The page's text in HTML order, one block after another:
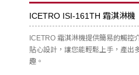
ICETRO ISI-161TH 霜淇淋機
ICETRO 霜淇淋機提供簡易的觸控
貼心設計，讓您能輕鬆上手，產出
趣。